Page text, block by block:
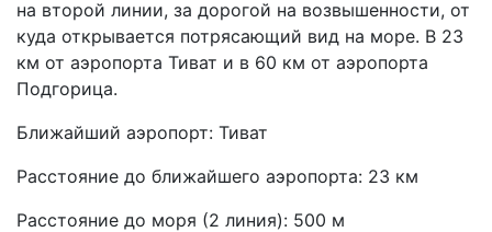
на второй линии, за дорогой на возвышенности, от
куда открывается потрясающий вид на море. В 23
км от аэропорта Тиват и в 60 км от аэропорта
Подгорица.
Ближайший аэропорт: Тиват
Расстояние до ближайшего аэропорта: 23 км
Расстояние до моря (2 линия): 500 м